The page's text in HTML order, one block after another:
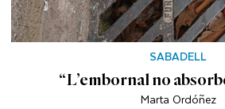
SABADELL
“L’embornal no
Marta Ordóñez